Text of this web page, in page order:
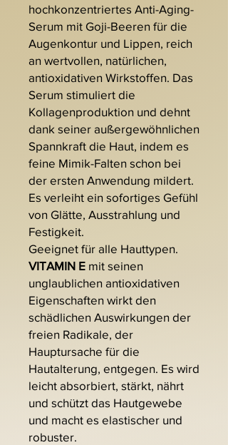
hochkonzentriertes Anti-Aging-
Serum mit Goji-Beeren für die
Augenkontur und Lippen, reich
an wertvollen, natürlichen,
antioxidativen Wirkstoffen. Das
Serum stimuliert die
Kollagenproduktion und dehnt
dank seiner außergewöhnlichen
Spannkraft die Haut, indem es
feine Mimik-Falten schon bei
der ersten Anwendung mildert.
Es verleiht ein sofortiges Gefühl
von Glätte, Ausstrahlung und
Festigkeit.
Geeignet für alle Hauttypen.
VITAMIN E mit seinen
unglaublichen antioxidativen
Eigenschaften wirkt den
schädlichen Auswirkungen der
freien Radikale, der
Hauptursache für die
Hautalterung, entgegen. Es wird
leicht absorbiert, stärkt, nährt
und schützt das Hautgewebe
und macht es elastischer und
robuster.